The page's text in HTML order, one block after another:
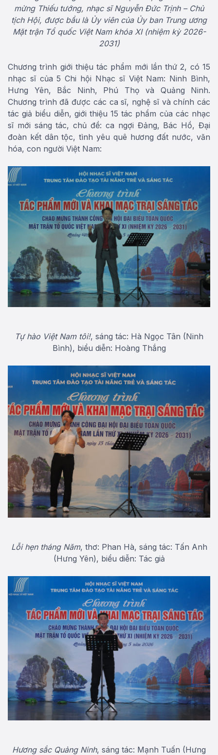
mừng Thiếu tướng, nhạc sĩ Nguyễn Đức Trịnh – Chủ
tịch Hội, được bầu là Ủy viên của Ủy ban Trung ương
Mặt trận Tổ quốc Việt Nam khóa XI (nhiệm kỳ 2026-
2031)
Chương trình giới thiệu tác phẩm mới lần thứ 2, có 15
nhạc sĩ của 5 Chi hội Nhạc sĩ Việt Nam: Ninh Bình,
Hưng Yên, Bắc Ninh, Phú Thọ và Quảng Ninh.
Chương trình đã được các ca sĩ, nghệ sĩ và chính các
tác giả biểu diễn, giới thiệu 15 tác phẩm của các nhạc
sĩ mới sáng tác, chủ đề: ca ngợi Đảng, Bác Hồ, Đại
đoàn kết dân tộc, tình yêu quê hương đất nước, văn
hóa, con người Việt Nam:
Tự hào Việt Nam tôi!, sáng tác: Hà Ngọc Tân (Ninh
Bình), biểu diễn: Hoàng Thắng
Lỗi hẹn tháng Năm, thơ: Phan Hà, sáng tác: Tấn Anh
(Hưng Yên), biểu diễn: Tác giả
Hương sắc Quảng Ninh, sáng tác: Mạnh Tuấn (Hưng